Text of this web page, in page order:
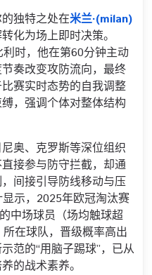
独特之处在米兰·(milan)
化为场上即时决策。
时，他在第60分钟主动
奏改变攻防流向，最终
赛实时态势的自我调整
，强调个体对整体结构
奥、克罗斯等深位组织
接参与防守拦截，却通
间接引导防线移动与压
示，2025年欧冠淘汰赛
中场球员（场均触球超
在球队，晋级概率高出
范的“用脑子踢球”，已从
的战术素养。